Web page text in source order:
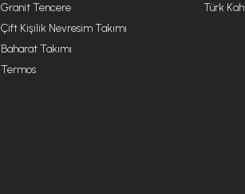
Granit Tencere
Çift Kişilik Nevresim Takımı
Baharat Takımı
Termos
Türk